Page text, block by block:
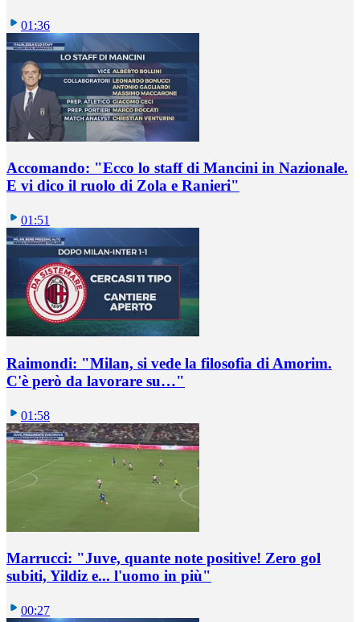
01:36
Accomando: "Ecco lo staff di Mancini in Nazionale.
E vi dico il ruolo di Zola e Ranieri"
01:51
Raimondi: "Milan, si vede la filosofia di Amorim.
C'è però da lavorare su…"
01:58
Marrucci: "Juve, quante note positive! Zero gol
subiti, Yildiz e... l'uomo in più"
00:27